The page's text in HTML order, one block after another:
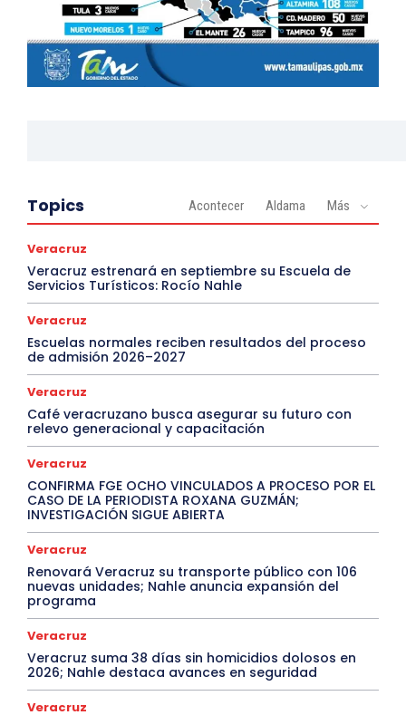
Topics Acontecer Aldama Más
Veracruz
Veracruz estrenará en septiembre su Escuela de
Servicios Turísticos: Rocío Nahle
Veracruz
Escuelas normales reciben resultados del proceso
de admisión 2026–2027
Veracruz
Café veracruzano busca asegurar su futuro con
relevo generacional y capacitación
Veracruz
CONFIRMA FGE OCHO VINCULADOS A PROCESO POR EL
CASO DE LA PERIODISTA ROXANA GUZMÁN;
INVESTIGACIÓN SIGUE ABIERTA
Veracruz
Renovará Veracruz su transporte público con 106
nuevas unidades; Nahle anuncia expansión del
programa
Veracruz
Veracruz suma 38 días sin homicidios dolosos en
2026; Nahle destaca avances en seguridad
Veracruz